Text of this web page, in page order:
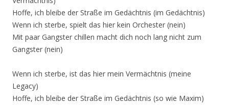
Hoffe, ich bleibe der Straße im Gedächtnis (im Gedächtnis)
Wenn ich sterbe, spielt das hier kein Orchester (nein)
Mit paar Gangster chillen macht dich noch lang nicht zum
Gangster (nein)
Wenn ich sterbe, ist das hier mein Vermächtnis (meine
Legacy)
Hoffe, ich bleibe der Straße im Gedächtnis (so wie Maxim)